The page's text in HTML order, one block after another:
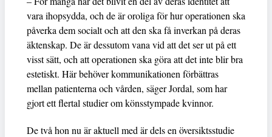
vara ihopsydda, och de är oroliga för hur operationen ska
påverka dem socialt och att den ska få inverkan på deras
äktenskap. De är dessutom vana vid att det ser ut på ett
visst sätt, och att operationen ska göra att det inte blir bra
estetiskt. Här behöver kommunikationen förbättras
mellan patienterna och vården, säger Jordal, som har
gjort ett flertal studier om könsstympade kvinnor.
De två hon nu är aktuell med är dels en översiktsstudie